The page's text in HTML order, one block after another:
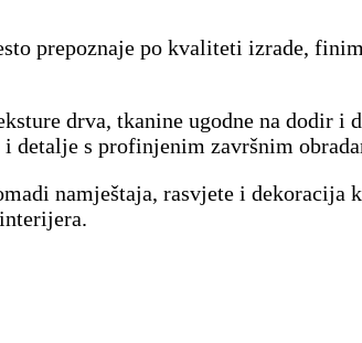
prepoznaje po kvaliteti izrade,
drva, tkanine ugodne na dodir
detalje s profinjenim završnim
namještaja, rasvjete i